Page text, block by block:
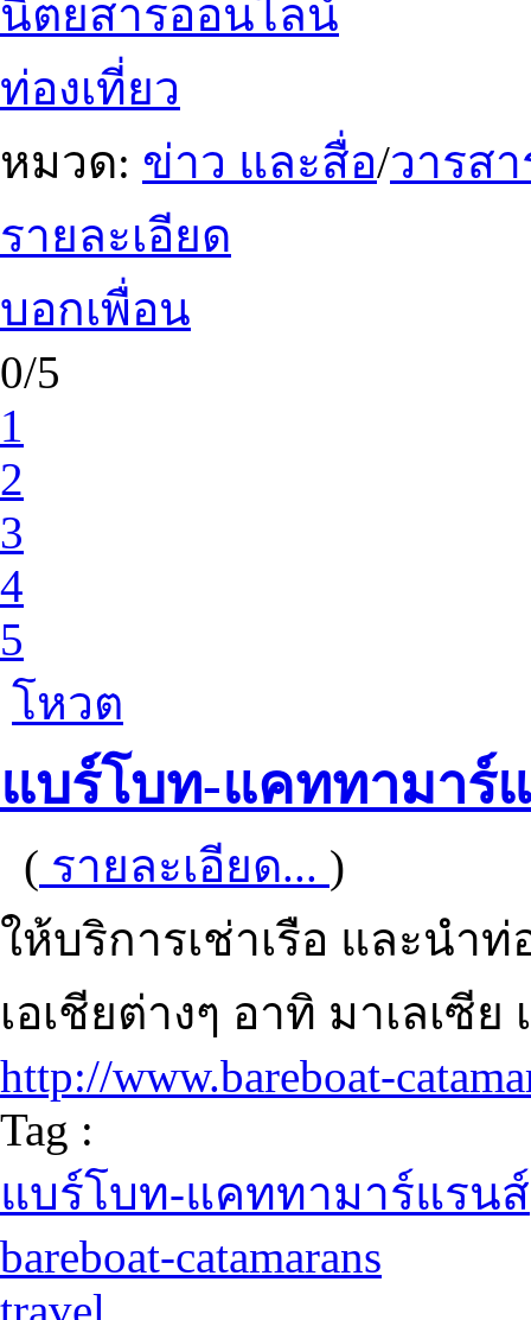
นิตยสารออนไลน์
ท่องเที่ยว
หมวด: ข่าว และสื่อ/วารส
รายละเอียด
บอกเพื่อน
0/5
1
2
3
4
5
โหวต
แบร์โบท-แคททามาร์
( รายละเอียด... )
ให้บริการเช่าเรือ และนำท่
เอเชียต่างๆ อาทิ มาเลเซี
http://www.bareboat-
Tag :
แบร์โบท-แคททามาร์แรนส์
bareboat-catamarans